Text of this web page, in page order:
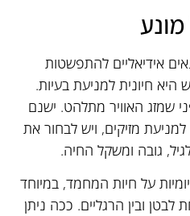
אידיאליים להתפשטות
חיונית למניעת בעיות.
שמזג האוויר מתלהט. ישנם
מזיקים, ויש לבחור את
גובה ומשקל החיה.
על חיות המחמד, במיוחד
לבטן ובין הרגליים. ככה ניתן